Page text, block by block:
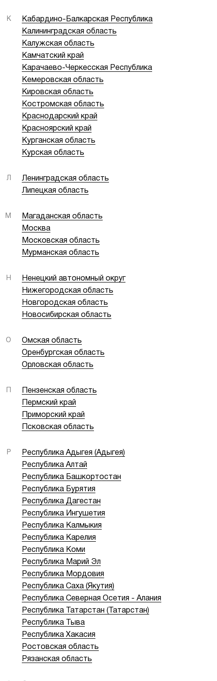
К
Кабардино-Балкарская Республика
Калининградская область
Калужская область
Камчатский край
Карачаево-Черкесская Республика
Кемеровская область
Кировская область
Костромская область
Краснодарский край
Красноярский край
Курганская область
Курская область
Л
Ленинградская область
Липецкая область
М
Магаданская область
Москва
Московская область
Мурманская область
Н
Ненецкий автономный округ
Нижегородская область
Новгородская область
Новосибирская область
О
Омская область
Оренбургская область
Орловская область
Пензенская область
Пермский край
Приморский край
Псковская область
Р
Республика Адыгея (Адыгея)
Республика Алтай
Республика Башкортостан
Республика Бурятия
Республика Дагестан
Республика Ингушетия
Республика Калмыкия
Республика Карелия
Республика Коми
Республика Марий Эл
Республика Мордовия
Республика Саха (Якутия)
Республика Северная Осетия - Алания
Республика Татарстан (Татарстан)
Республика Тыва
Республика Хакасия
Ростовская область
Рязанская область